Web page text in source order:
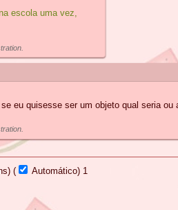
escola uma vez,
eu quisesse ser um objeto qual seria
( Automático) 10